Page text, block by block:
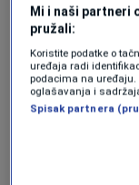
pala je ne
izgorjela.
Ljubljane,
su na
Mi i naši partneri
pružali:
Koristite podatke o
uređaja radi
podacima na
oglašavanja i
Spisak partnera